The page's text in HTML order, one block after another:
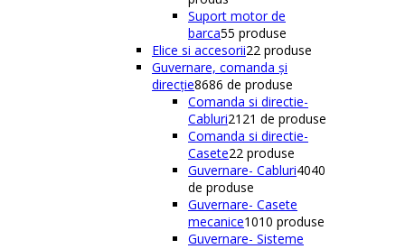
Suport motor de
barca55 produse
Elice si accesorii22 produse
Guvernare, comanda și
direcție8686 de produse
Comanda si directie-
Cabluri21 21 de produse
Comanda si directie-
Casete22 produse
Guvernare- Cabluri4040
de produse
Guvernare- Casete
mecanice1010 produse
Guvernare- Sisteme